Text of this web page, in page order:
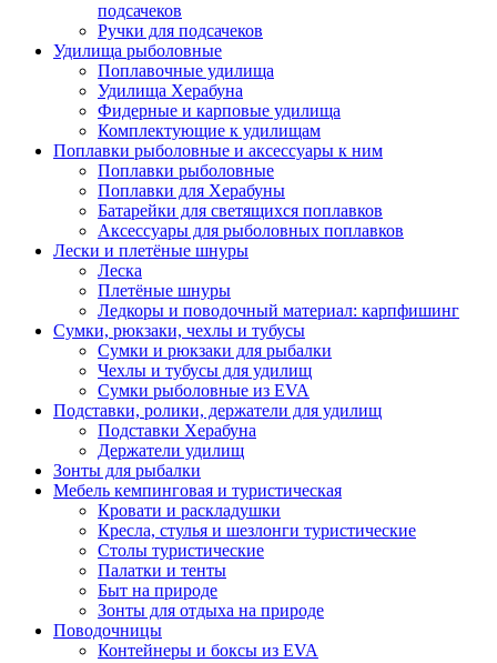
подсачеков
Ручки для подсачеков
Удилища рыболовные
Поплавочные удилища
Удилища Херабуна
Фидерные и карповые удилища
Комплектующие к удилищам
Поплавки рыболовные и аксессуары к ним
Поплавки рыболовные
Поплавки для Херабуны
Батарейки для светящихся поплавков
Аксессуары для рыболовных поплавков
Лески и плетёные шнуры
Леска
Плетёные шнуры
Ледкоры и поводочный материал: карпфишинг
Сумки, рюкзаки, чехлы и тубусы
Сумки и рюкзаки для рыбалки
Чехлы и тубусы для удилищ
Сумки рыболовные из EVA
Подставки, ролики, держатели для удилищ
Подставки Херабуна
Держатели удилищ
Зонты для рыбалки
Мебель кемпинговая и туристическая
Кровати и раскладушки
Кресла, стулья и шезлонги туристические
Столы туристические
Палатки и тенты
Быт на природе
Зонты для отдыха на природе
Поводочницы
Контейнеры и боксы из EVA